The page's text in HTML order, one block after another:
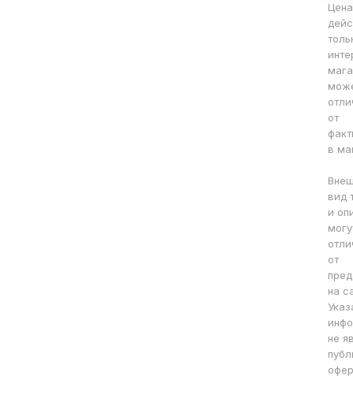
Цена
от
в
вид
и
от
на
не